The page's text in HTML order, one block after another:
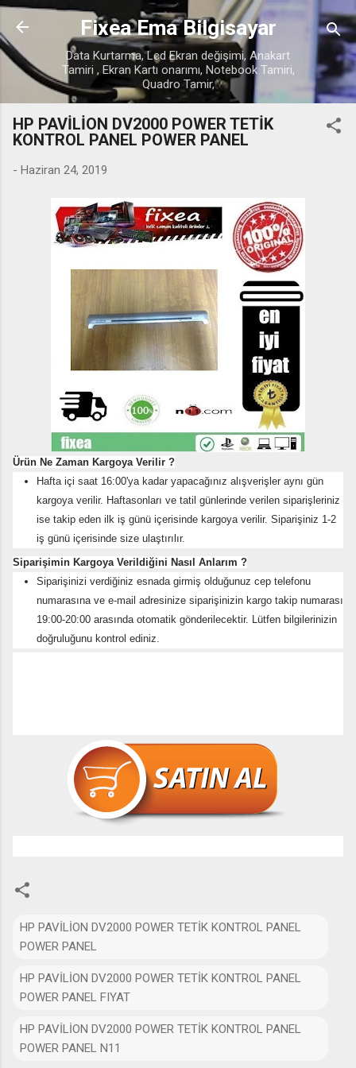
Ana içeriğe atla
Fixea Ema Bilgisayar
Data Kurtarma, Lcd Ekran değişimi, Anakart
Tamiri , Ekran Kartı onarımı, Notebook Tamiri,
Quadro Tamir,
HP PAVİLİON DV2000 POWER TETİK
KONTROL PANEL POWER PANEL
- Haziran 24, 2019
Ürün Ne Zaman Kargoya Verilir ?
Hafta içi saat 16:00'ya kadar yapacağınız alışverişler aynı gün
kargoya verilir. Haftasonları ve tatil günlerinde verilen siparişleriniz
ise takip eden ilk iş günü içerisinde kargoya verilir. Siparişiniz 1-2
iş günü içerisinde size ulaştırılır.
Siparişimin Kargoya Verildiğini Nasıl Anlarım ?
Siparişinizi verdiğiniz esnada girmiş olduğunuz cep telefonu
numarasına ve e-mail adresinize siparişinizin kargo takip numarası
19:00-20:00 arasında otomatik gönderilecektir. Lütfen bilgilerinizin
doğruluğunu kontrol ediniz.
HP PAVİLİON DV2000 POWER TETİK KONTROL PANEL
POWER PANEL
HP PAVİLİON DV2000 POWER TETİK KONTROL PANEL
POWER PANEL FIYAT
HP PAVİLİON DV2000 POWER TETİK KONTROL PANEL
POWER PANEL N11